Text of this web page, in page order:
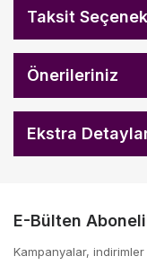
Taksit
Önerileriniz
Ekstra
E-Bülten
Kampanyalar, indirimler